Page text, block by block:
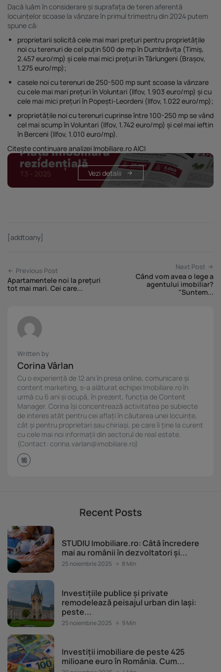
Dacă luăm în considerare și suprafața de teren aferentă
locuințelor scoase la vânzare în primul trimestru din 2024 putem
spune că:
proprietarii solicită cele mai mari prețuri pentru proprietățile
noi cu terenuri de cel puțin 500 de mp în Dumbrăvița (Timiș,
2.457 euro/mp) și cele mai mici prețuri înTărlungeni (Brașov,
1.275 euro/mp);
casele noi cu terenuri de 250-500 mp sunt scoase la vânzare
cu cele mai mari prețuri înVoluntari (Ilfov, 1.903 euro/mp) și cu
cele mai mici prețuri în Popești-Leordeni (Ilfov, 1.022 euro/mp);
proprietățile noi cuterenuri cuprinse între 100-250 mp se vând
cel mai scump înVoluntari (Ilfov, 1.742 euro/mp) și cel mai ieftin
în Berceni (Ilfov, 1.010 euro/mp).
Citește continuare analizei Imobiliare.ro AICI
Vezi detalii
[addtoany]
Previous Post
Apartamentele noi la prețuri
tot mai mari. Cei care...
Next Post
Când vom avea o lege a
agentului imobiliar?
"Suntem...
Written by
Corina Vârlan
Cu o experiență de 12 ani în presa online, comunicare și
content marketing, s-a alăturat echipei Imobiliare.ro în
urmă cu 6 ani și ocupă, în prezent, funcția de Content
Manager. Corina își concentrează activitatea pe subiecte
de interes atât pentru cei aflați în căutarea unei locuințe,
cât și pentru proprietari sau chiriași, pe care îi ține la curent
cu cele mai noi informații din sectorul de real estate.
(Contact: corina.varlan@imobiliare.ro)
Recent Posts
STUDIU Imobiliare.ro: Câtă încredere
mai au românii în dezvoltatori și...
25 noiembrie 2025 8 Min
Investițiile publice și private
remodelează peisajul urban din Iași:
peste...
25 noiembrie 2025 9 Min
Investiții imobiliare de peste 425
milioane euro în România. Cum...